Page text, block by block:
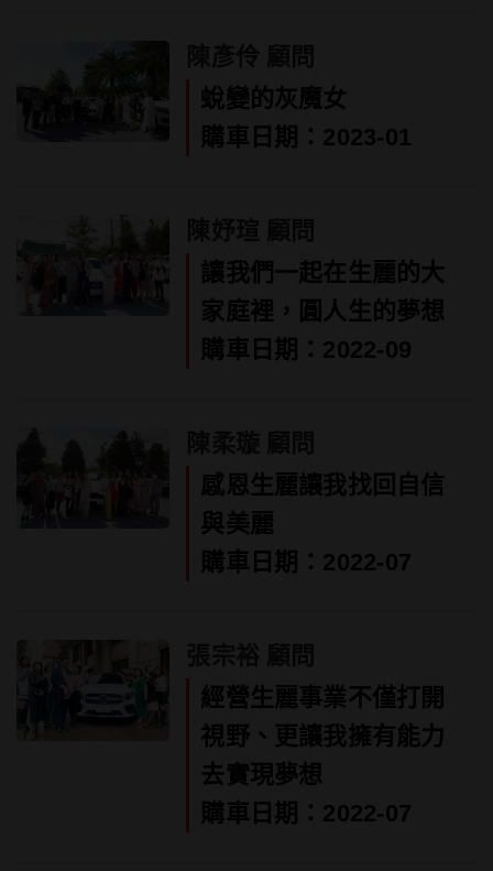
蛻變的灰魔女
購車日期：2023-01
讓我們一起在生麗的大
家庭裡，圓人生的夢想
購車日期：2022-09
感恩生麗讓我找回自信
與美麗
購車日期：2022-07
經營生麗事業不僅打開
視野、更讓我擁有能力
去實現夢想
購車日期：2022-07